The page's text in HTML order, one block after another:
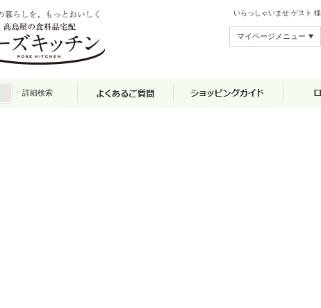
いらっしゃいませ ゲスト 様
マイページメニュー
詳細検索